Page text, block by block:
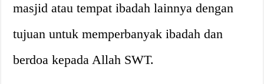
masjid atau tempat ibadah lainnya dengan
tujuan untuk memperbanyak ibadah dan
berdoa kepada Allah SWT.